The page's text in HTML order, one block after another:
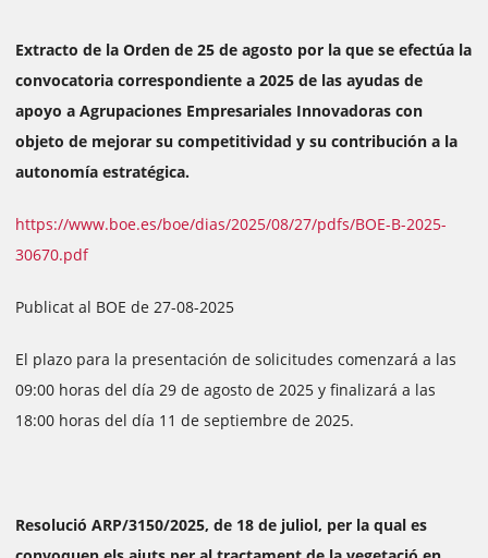
Extracto de la Orden de 25 de agosto por la que se efectúa la
convocatoria correspondiente a 2025 de las ayudas de
apoyo a Agrupaciones Empresariales Innovadoras con
objeto de mejorar su competitividad y su contribución a la
autonomía estratégica.
https://www.boe.es/boe/dias/2025/08/27/pdfs/BOE-B-2025-
30670.pdf
Publicat al BOE de 27-08-2025
El plazo para la presentación de solicitudes comenzará a las
09:00 horas del día 29 de agosto de 2025 y finalizará a las
18:00 horas del día 11 de septiembre de 2025.
Resolució ARP/3150/2025, de 18 de juliol, per la qual es